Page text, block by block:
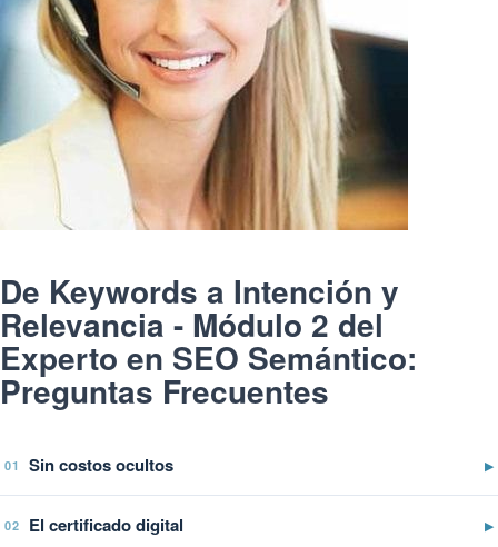
De Keywords a Intención y
Relevancia - Módulo 2 del
Experto en SEO Semántico:
Preguntas Frecuentes
01 Sin costos ocultos ▶
02 El certificado digital ▶